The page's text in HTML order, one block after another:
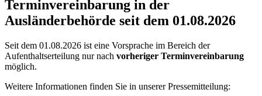
Terminvereinbarung in der
Ausländerbehörde seit dem 01.08.2026
Seit dem 01.08.2026 ist eine Vorsprache im Bereich der
Aufenthaltserteilung nur nach vorheriger Terminvereinbarung
möglich.
Weitere Informationen finden Sie in unserer Pressemitteilung: